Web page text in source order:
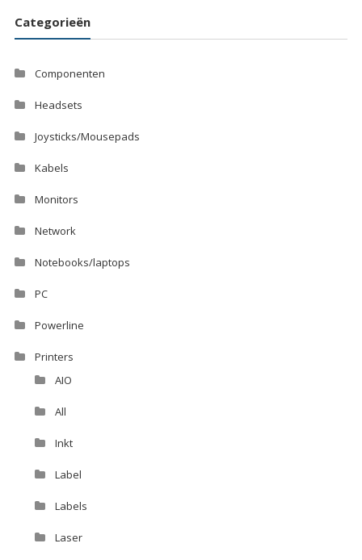
Categorieën
Componenten
Headsets
Joysticks/Mousepads
Kabels
Monitors
Network
Notebooks/laptops
PC
Powerline
Printers
AIO
All
Inkt
Label
Labels
Laser